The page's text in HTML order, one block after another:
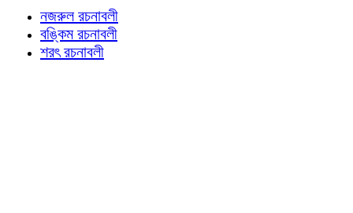
নজরুল রচনাবলী
বঙ্কিম রচনাবলী
শরৎ রচনাবলী